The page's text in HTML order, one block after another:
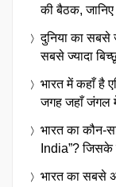
की बैठक,
दुनिया का सबसे
सबसे ज्यादा
भारत में कहाँ है
जगह जहाँ जंगल
भारत का कौन-
India”? जिसके
भारत का सबसे